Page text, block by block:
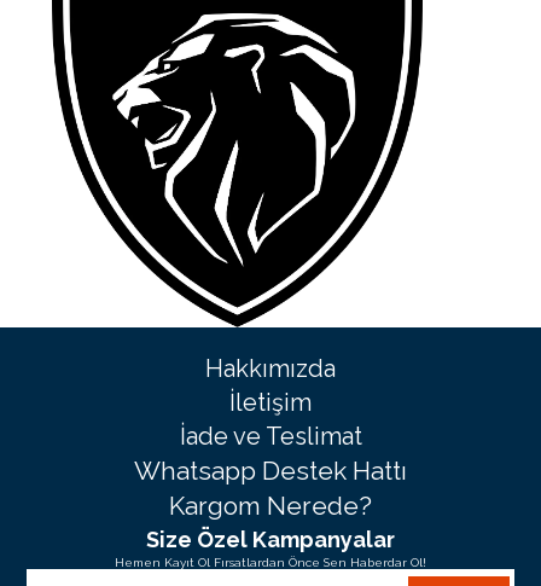
Hakkımızda
İletişim
İade ve Teslimat
Whatsapp Destek Hattı
Kargom Nerede?
Size Özel Kampanyalar
Hemen Kayıt Ol Fırsatlardan Önce Sen Haberdar Ol!